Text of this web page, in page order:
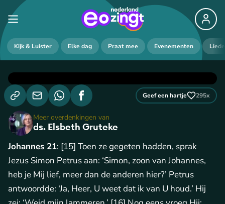
Kijk & Luister Elke dag Praat mee Evenementen
Geef een hartje 295x
ds. Elsbeth Gruteke
Meer overdenkingen van
Johannes 21: [15] Toen ze gegeten hadden, sprak
Jezus Simon Petrus aan: ‘Simon, zoon van Johannes,
heb je Mij lief, meer dan de anderen hier?’ Petrus
antwoordde: ‘Ja, Heer, U weet dat ik van U houd.’ Hij